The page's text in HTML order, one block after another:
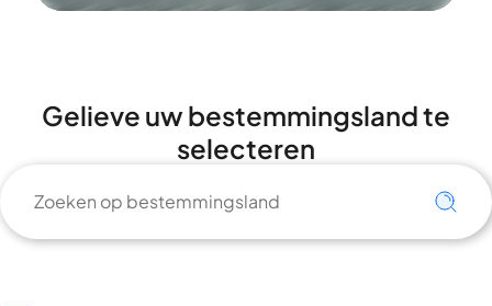
Gelieve uw bestemmingsland te
selecteren